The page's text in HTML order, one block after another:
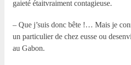
gaieté étaitvraiment contagieuse.
– Que j’suis donc bête !… Mais je
un particulier de chez eusse ou
au Gabon.